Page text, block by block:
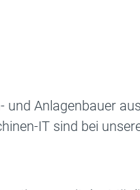
Anlagenbauer
IT sind bei